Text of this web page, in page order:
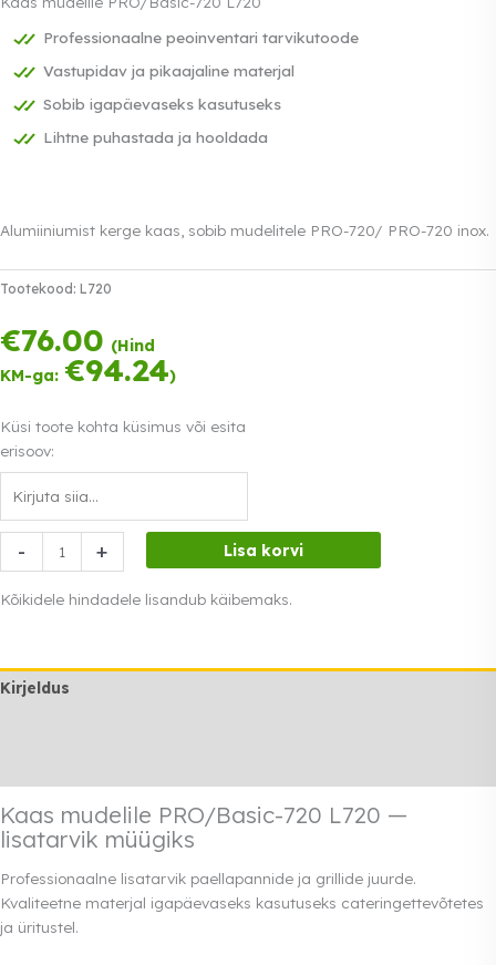
Professionaalne peoinventari tarvikutoode
Vastupidav ja pikaajaline materjal
Sobib igapäevaseks kasutuseks
Lihtne puhastada ja hooldada
Alumiiniumist kerge kaas, sobib mudelitele PRO-720/ PRO-720 inox.
Tootekood: L720
€76.00 (Hind
KM-ga: €94.24)
Küsi toote kohta küsimus või esita
erisoov:
-
mudelile
PRO/Basic-
kogus
+ Lisa korvi
Kõikidele hindadele lisandub käibemaks.
Kirjeldus
Kaas mudelile PRO/Basic-720 L720 —
lisatarvik müügiks
Professionaalne lisatarvik paellapannide ja grillide juurde.
Kvaliteetne materjal igapäevaseks kasutuseks cateringettevõtetes
ja üritustel.